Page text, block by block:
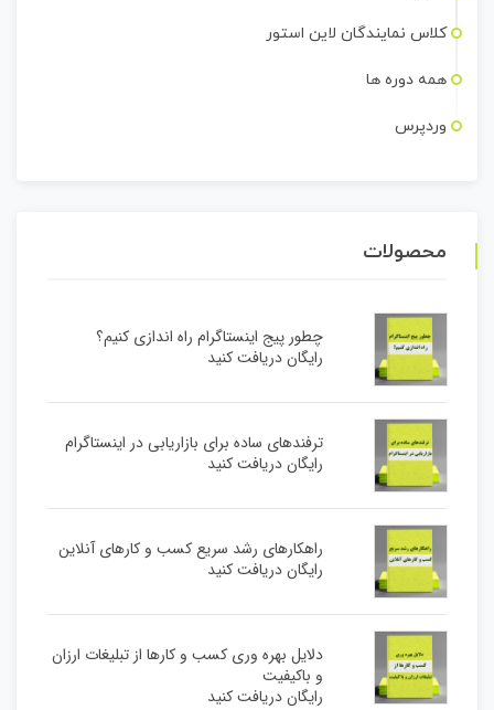
کلاس نمایندگان لاین استور
همه دوره ها
وردپرس
محصولات
چطور پیج اینستاگرام راه اندازی کنیم؟
رایگان دریافت کنید
ترفندهای ساده برای بازاریابی در اینستاگرام
رایگان دریافت کنید
راهکارهای رشد سریع کسب و کارهای آنلاین
رایگان دریافت کنید
دلایل بهره وری کسب و کارها از تبلیغات ارزان
و باکیفیت
رایگان دریافت کنید